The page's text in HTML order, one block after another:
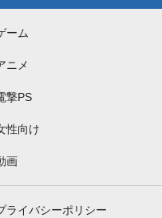
ーム
ニメ
撃PS
性向け
画
ライバシーポリシー